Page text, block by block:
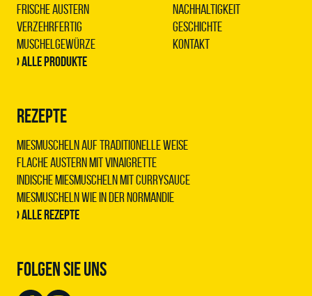
Frische Austern
Verzehrfertig
Muschelgewürze
› Alle Produkte
REZEPTE
Miesmuscheln auf traditionelle Weise
Flache Austern mit Vinaigrette
Indische Miesmuscheln mit Currysauce
Miesmuscheln wie in der Normandie
› Alle Rezepte
Nachhaltigkeit
Geschichte
Kontakt
FOLGEN SIE UNS